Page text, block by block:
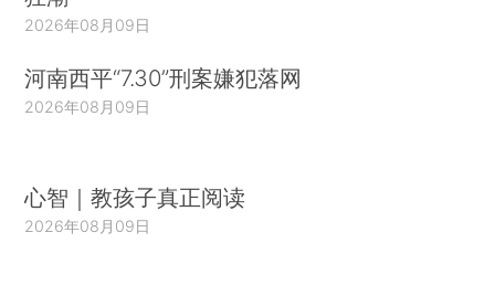
2026年08月09日
河南西平“7.30”刑案嫌犯落网
2026年08月09日
心智｜教孩子真正阅读
2026年08月09日